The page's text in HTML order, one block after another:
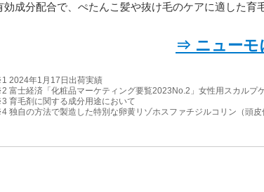
効成分配合で、ぺたんこ髪や抜け毛のケアに適した育
⇒ ニューモ
2024年1月17日出荷実績
富士経済「化粧品マーケティング要覧2023No.2」女性用スカルプ
育毛剤に関する成分用途において
独自の方法で製造した特別な卵黄リゾホスファチジルコリン（頭皮